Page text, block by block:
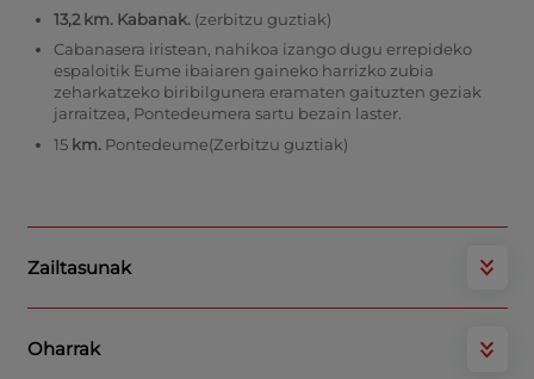
13,2 km. Kabanak. (zerbitzu guztiak)
Cabanasera iristean, nahikoa izango dugu errepideko
espaloitik Eume ibaiaren gaineko harrizko zubia
zeharkatzeko biribilgunera eramaten gaituzten geziak
jarraitzea, Pontedeumera sartu bezain laster.
15 km. Pontedeume(Zerbitzu guztiak)
Zailtasunak
Oharrak